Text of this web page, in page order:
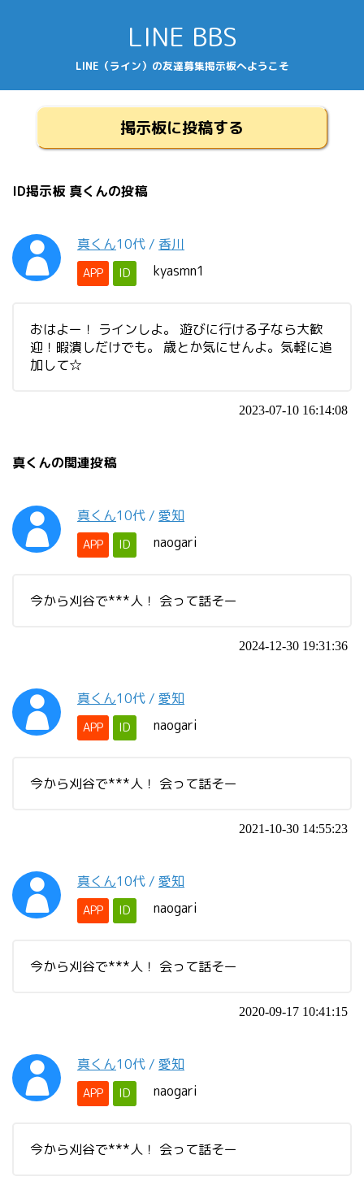
LINE BBS
LINE（ライン）の友達募集掲示板へようこそ
掲示板に投稿する
ID掲示板 真くんの投稿
真くん10代 / 香川
APP ID kyasmn1
おはよー！ ラインしよ。 遊びに行ける子なら大歓
迎！暇潰しだけでも。 歳とか気にせんよ。気軽に追
加して☆
2023-07-10 16:14:08
真くんの関連投稿
真くん10代 / 愛知
APP ID naogari
今から刈谷で***人！ 会って話そー
2024-12-30 19:31:36
真くん10代 / 愛知
APP ID naogari
今から刈谷で***人！ 会って話そー
2021-10-30 14:55:23
真くん10代 / 愛知
APP ID naogari
今から刈谷で***人！ 会って話そー
2020-09-17 10:41:15
真くん10代 / 愛知
APP ID naogari
今から刈谷で***人！ 会って話そー